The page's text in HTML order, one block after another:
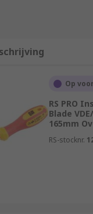
also referred to as
to as
Op
RS PRO
Blade
165mm
RS-stocknr.